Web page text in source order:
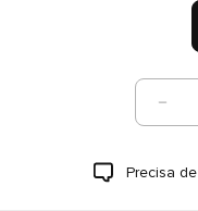
Precisa